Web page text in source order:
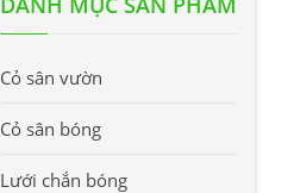
Cỏ sân vườn
Cỏ sân bóng
Lưới chắn bóng